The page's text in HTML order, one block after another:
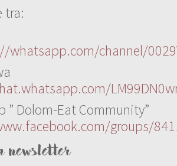
tra:
whatsapp.com/channel/
” Dolom-Eat Community”
groups/